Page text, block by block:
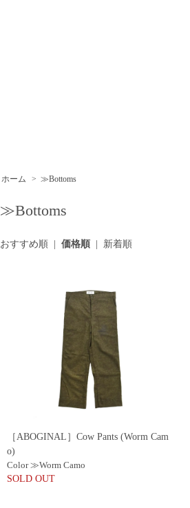
ホーム > ≫Bottoms
≫Bottoms
おすすめ順 価格順| 新着順
［ABOGINAL］Cow Pants (Worm Cam
o)
Color ≫Worm Camo
SOLD OUT